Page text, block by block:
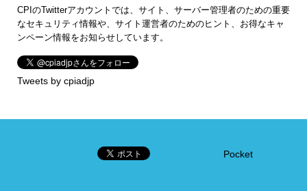
CPIのTwitterアカウントでは、サイト、サーバー管理者のための重要
なセキュリティ情報や、サイト運営者のためのヒント、お得なキャ
ンペーン情報をお知らせしています。
Tweets by cpiadjp
Pocket